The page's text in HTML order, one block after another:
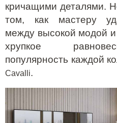
кричащими деталями.
том, как мастеру
между высокой модой
хрупкое
популярность каждой
Cavalli.